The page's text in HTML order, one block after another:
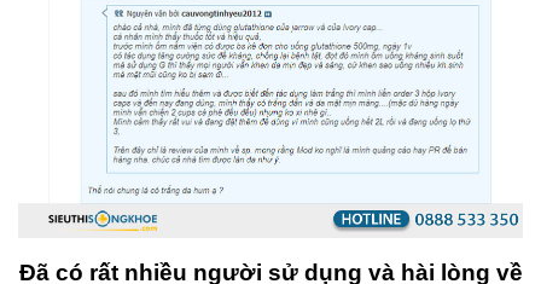
Đã có rất nhiều người sử dụng và hài lòng về